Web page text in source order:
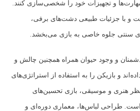
مهارت‌ها و تجهیزات خود را شخصی‌سازی کنند.
و با جزئیات طبیعی دشت‌های برفی،
سنتی جلوه خاصی به بازی می‌بخشد.
و وجود حیوان همراه همچنین چالش و
و بازیکن را به استفاده از استراتژی‌های
هنری و موسیقی، بازی تحسین‌های
است. طراحی لباس‌ها، معماری دوره‌ای و